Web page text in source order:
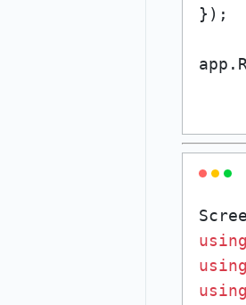
});
using
using
using